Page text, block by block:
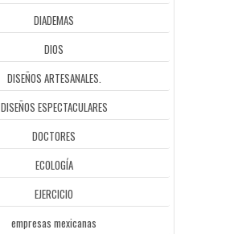
DIADEMAS
DIOS
DISEÑOS ARTESANALES.
DISEÑOS ESPECTACULARES
DOCTORES
ECOLOGÍA
EJERCICIO
empresas mexicanas